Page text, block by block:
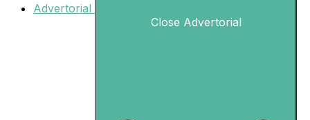
Advertorial
Close Advertorial